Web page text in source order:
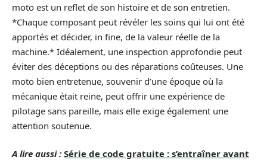
moto est un reflet de son histoire et de son entretien.
*Chaque composant peut révéler les soins qui lui ont été
apportés et décider, in fine, de la valeur réelle de la
machine.* Idéalement, une inspection approfondie peut
éviter des déceptions ou des réparations coûteuses. Une
moto bien entretenue, souvenir d’une époque où la
mécanique était reine, peut offrir une expérience de
pilotage sans pareille, mais elle exige également une
attention soutenue.
A lire aussi : Série de code gratuite : s’entraîner avant